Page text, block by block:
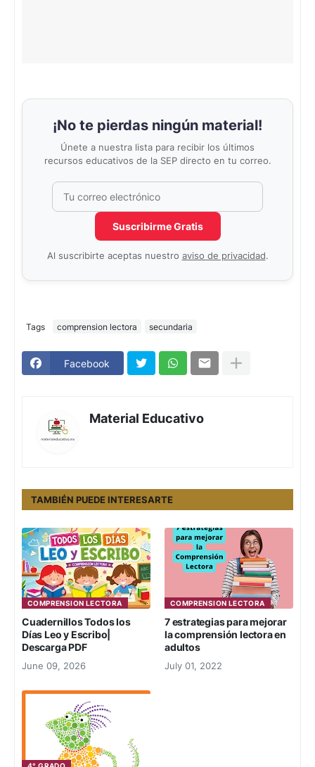
¡No te pierdas ningún material!
Únete a nuestra lista para recibir los últimos
recursos educativos de la SEP directo en tu correo.
No completar este campo
Suscribirme Gratis
Al suscribirte aceptas nuestro aviso de privacidad.
Tags comprension lectora secundaria
Facebook
Material Educativo
TAMBIÉN PUEDE INTERESARTE
COMPRENSION LECTORA
Cuadernillos Todos los
Días Leo y Escribo|
Descarga PDF
June 09, 2026
COMPRENSION LECTORA
7 estrategias para mejorar
la comprensión lectora en
adultos
July 01, 2022